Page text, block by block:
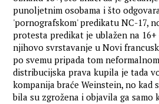
punoljetnim osobama i što
'pornografskom' predikatu NC-17,
protesta predikat je ublažen na 16+
njihovo svrstavanje u Novi
po svemu pripada tom
distribucijska prava kupila je tada
kompanija braće Weinstein, no kad
bila su zgrožena i objavila ga samo